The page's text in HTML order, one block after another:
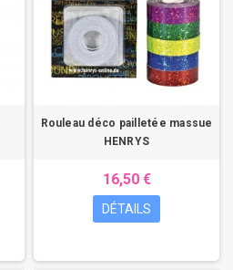
Rouleau déco pailletée massue
HENRYS
16,50 €
DÉTAILS